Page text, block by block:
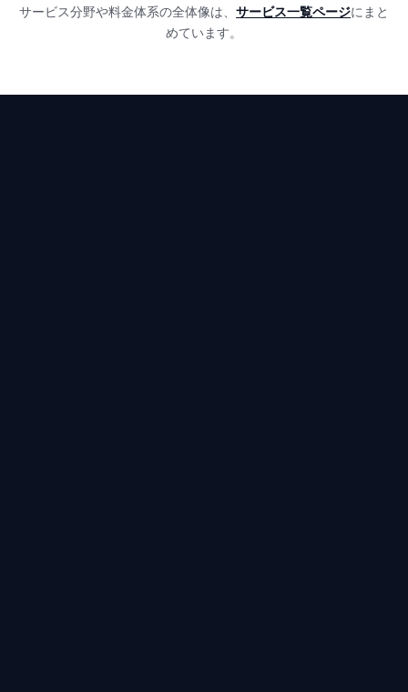
サービス分野や料金体系の全体像は、 サービス一覧ページにまと
めています。